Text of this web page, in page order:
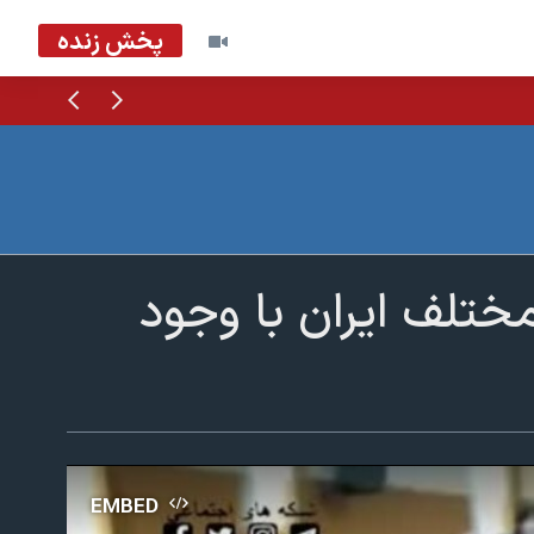
پخش زنده
قبلی
ایران با وجود
EMBED